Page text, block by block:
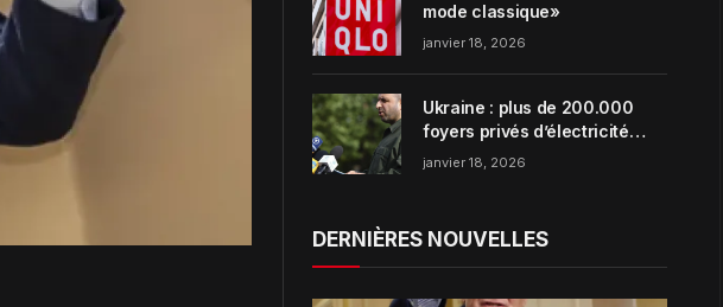
mode classique»
janvier 18, 2026
Ukraine : plus de 200.000
foyers privés d’électricité
dans la région de Zaporijjia
janvier 18, 2026
DERNIÈRES NOUVELLES